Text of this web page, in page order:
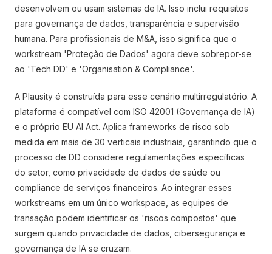
desenvolvem ou usam sistemas de IA. Isso inclui requisitos
para governança de dados, transparência e supervisão
humana. Para profissionais de M&A, isso significa que o
workstream 'Proteção de Dados' agora deve sobrepor-se
ao 'Tech DD' e 'Organisation & Compliance'.
A Plausity é construída para esse cenário multirregulatório. A
plataforma é compatível com ISO 42001 (Governança de IA)
e o próprio EU AI Act. Aplica frameworks de risco sob
medida em mais de 30 verticais industriais, garantindo que o
processo de DD considere regulamentações específicas
do setor, como privacidade de dados de saúde ou
compliance de serviços financeiros. Ao integrar esses
workstreams em um único workspace, as equipes de
transação podem identificar os 'riscos compostos' que
surgem quando privacidade de dados, cibersegurança e
governança de IA se cruzam.